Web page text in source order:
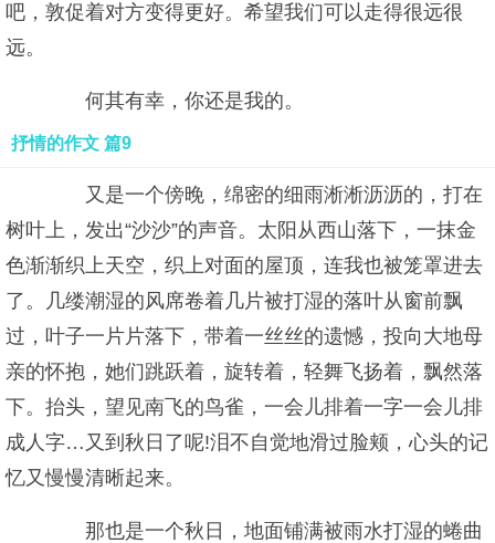
吧，敦促着对方变得更好。希望我们可以走得很远很
远。
何其有幸，你还是我的。
抒情的作文 篇9
又是一个傍晚，绵密的细雨淅淅沥沥的，打在
树叶上，发出“沙沙”的声音。太阳从西山落下，一抹金
色渐渐织上天空，织上对面的屋顶，连我也被笼罩进去
了。几缕潮湿的风席卷着几片被打湿的落叶从窗前飘
过，叶子一片片落下，带着一丝丝的遗憾，投向大地母
亲的怀抱，她们跳跃着，旋转着，轻舞飞扬着，飘然落
下。抬头，望见南飞的鸟雀，一会儿排着一字一会儿排
成人字…又到秋日了呢!泪不自觉地滑过脸颊，心头的记
忆又慢慢清晰起来。
那也是一个秋日，地面铺满被雨水打湿的蜷曲